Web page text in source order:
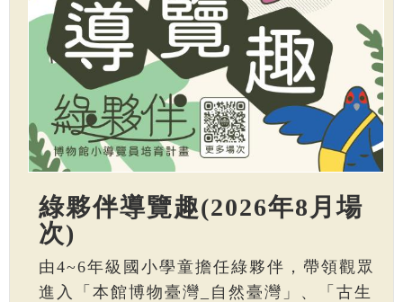
綠夥伴導覽趣(2026年8月場
次)
由4~6年級國小學童擔任綠夥伴，帶領觀眾
進入「本館博物臺灣_自然臺灣」、「古生